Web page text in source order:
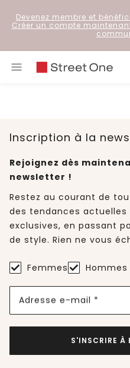
Devenez membre et
Créer un compte
Inscription à la
Rejoignez dès
newsletter !
Restez au courant de
des tendances actuelles
exclusives, en passant
de style. Rien ne vous
Femmes Hommes
Adresse e-mail *
S'INSCRIRE À